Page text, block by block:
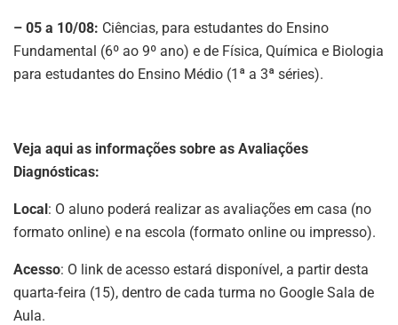
– 05 a 10/08: Ciências, para estudantes do Ensino
Fundamental (6º ao 9º ano) e de Física, Química e Biologia
para estudantes do Ensino Médio (1ª a 3ª séries).
Veja aqui as informações sobre as Avaliações
Diagnósticas:
Local: O aluno poderá realizar as avaliações em casa (no
formato online) e na escola (formato online ou impresso).
Acesso: O link de acesso estará disponível, a partir desta
quarta-feira (15), dentro de cada turma no Google Sala de
Aula.